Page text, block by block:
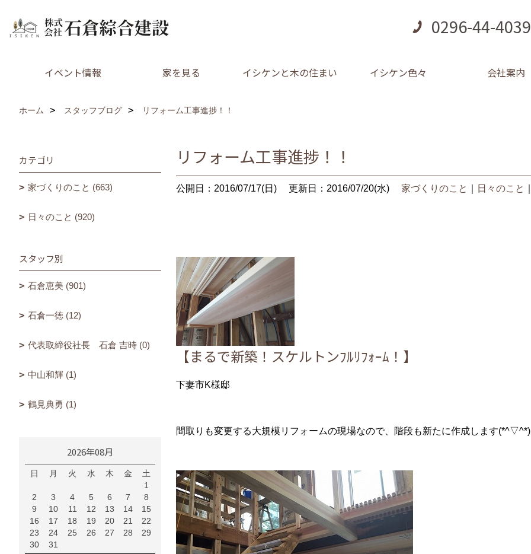
0296-44-4039
イベント情報 家を見る イシケンと木の住まい イシケン色々 会社案内
ホーム スタッフブログ リフォーム工事進捗！！
リフォーム工事進捗！！
公開日：2016/07/17(日) 更新日：2016/07/20(水) 家づくりのこと 日々のこと
【まるで新築！スケルトンﾌﾙﾘﾌｫｰﾑ！】
下妻市K様邸
間取りも変更する大規模リフォームの現場なので、階段も新たに作成します(*^▽^*)
カテゴリ
家づくりのこと (663)
日々のこと (920)
スタッフ別
石倉恵美 (901)
石倉一徳 (12)
代表取締役社長 石倉 吉時 (0)
中山和輝 (1)
鶴見典勇 (1)
2026年08月
日 月 火 水 木 金
土
1
2
3 4 5 6 7
8
9
10 11 12 13 14
15
16
17 18 19 20 21
22
23
24 25 26 27 28
29
30
31